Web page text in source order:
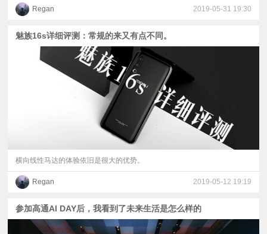
Regan 2019-05-31 19:30
魅族16s详细评测：常规的来又有点不同。
横向线性马达的体验依旧是很大的优势。
Regan 2019-05-12 19:19
参加高通AI DAY后，我看到了未来生活是怎么样的